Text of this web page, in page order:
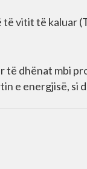
vitit të kaluar
të dhënat mbi
e energjisë,